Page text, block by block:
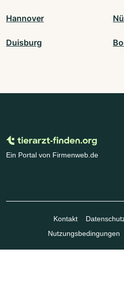
Hannover
Duisburg
Ein Portal von Firmenweb.de
Kontakt
Nutzungsbedingungen